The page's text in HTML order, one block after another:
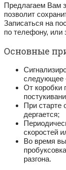
Предлагаем Вам
позволит
Записаться на
по телефону, или
Основные
следующее
От коробки
При старте
дергается;
скоростей
Во время
разгона.